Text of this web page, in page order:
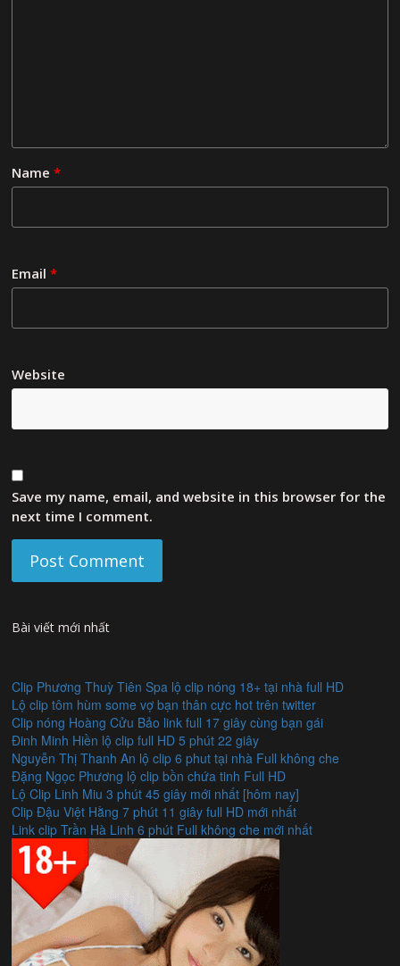
Name*
Email*
Website
Save my name, email, and website in this browser for the
next time I comment.
Bài viết mới nhất
Clip Phương Thuỳ Tiên Spa lộ clip nóng 18+ tại nhà full HD
Lộ clip tôm hùm some vợ bạn thân cực hot trên twitter
Clip nóng Hoàng Cửu Bảo link full 17 giây cùng bạn gái
Đinh Minh Hiền lộ clip full HD 5 phút 22 giây
Nguyễn Thị Thanh An lộ clip 6 phut tại nhà Full không che
Đặng Ngọc Phương lộ clip bồn chứa tinh Full HD
Lộ Clip Linh Miu 3 phút 45 giây mới nhất [hôm nay]
Clip Đậu Việt Hằng 7 phút 11 giây full HD mới nhất
Link clip Trần Hà Linh 6 phút Full không che mới nhất